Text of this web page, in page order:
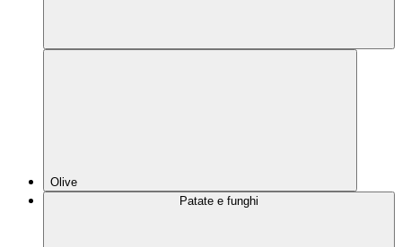
Olive
Patate e funghi